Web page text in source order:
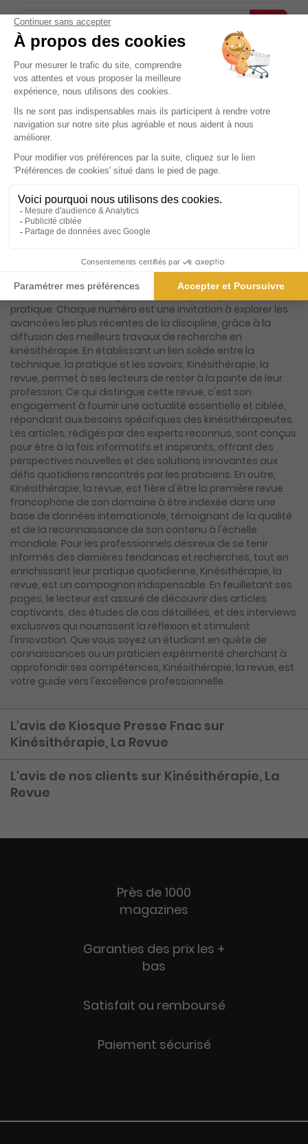
-9%
Abonnement 1 an
12 n° • Papier Offre réservée aux institutions
482€00 Tarif Kiosque : 528€00
Renouvellement à date d’anniversaire
Présentation du magazine Kinésithérapie,
Kinésithérapie, la revue, se positionne comme la référence
magazine mensuel, véritable pilier de la communauté des
masseurs-kinésithérapeutes, s'engage à offrir un contenu
riche et varié, alliant rigueur scientifique et pertinence
pratique. Chaque numéro est une invitation à explorer les
avancées les plus récentes de la discipline, grâce à la
diffusion des meilleurs travaux de recherche en
kinésithérapie. En établissant un lien solide entre la
technique, la pratique et les savoirs, Kinésithérapie, la
revue, permet à ses lecteurs de rester à la pointe de leur
profession. Ce qui distingue cette revue, c'est son
engagement à fournir une actualité essentielle et ciblée,
répondant aux besoins spécifiques des kinésithérapeutes.
Les articles, rédigés par des experts reconnus, sont conçus
pour être à la fois informatifs et inspirants, offrant des
perspectives nouvelles et des solutions innovantes aux
défis quotidiens rencontrés par les praticiens. En outre,
Kinésithérapie, la revue, est fière d'être la première revue
francophone de son domaine à être indexée dans une
base de données internationale, témoignant de la qualité
et de la reconnaissance de son contenu à l'échelle
mondiale. Pour les professionnels désireux de se tenir
informés des dernières tendances et recherches, tout en
enrichissant leur pratique quotidienne, Kinésithérapie, la
revue, est un compagnon indispensable. En feuilletant ses
pages, le lecteur est assuré de découvrir des articles
captivants, des études de cas détaillées, et des interviews
exclusives qui nourrissent la réflexion et stimulent
l'innovation. Que vous soyez un étudiant en quête de
connaissances ou un praticien expérimenté cherchant à
approfondir ses compétences, Kinésithérapie, la revue, est
votre guide vers l'excellence professionnelle.
L'avis de Kiosque Presse Fnac sur
Kinésithérapie, La Revue
L'avis de nos clients sur Kinésithérapie, La
Revue
Près de 1000
magazines
Garanties des prix les +
bas
Satisfait ou remboursé
Paiement sécurisé